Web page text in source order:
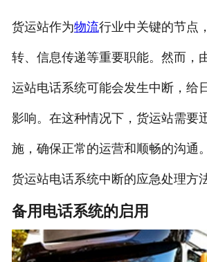
货运站作为物流行业中关键的节点
转、信息传递等重要职能。然而，
运站电话系统可能会发生中断，给
影响。在这种情况下，货运站需要
施，确保正常的运营和顺畅的沟通
货运站电话系统中断的应急处理方法
备用电话系统的启用